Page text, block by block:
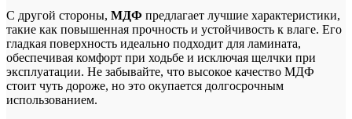
С другой стороны, МДФ предлагает лучшие характеристики,
такие как повышенная прочность и устойчивость к влаге. Его
гладкая поверхность идеально подходит для ламината,
обеспечивая комфорт при ходьбе и исключая щелчки при
эксплуатации. Не забывайте, что высокое качество МДФ
стоит чуть дороже, но это окупается долгосрочным
использованием.